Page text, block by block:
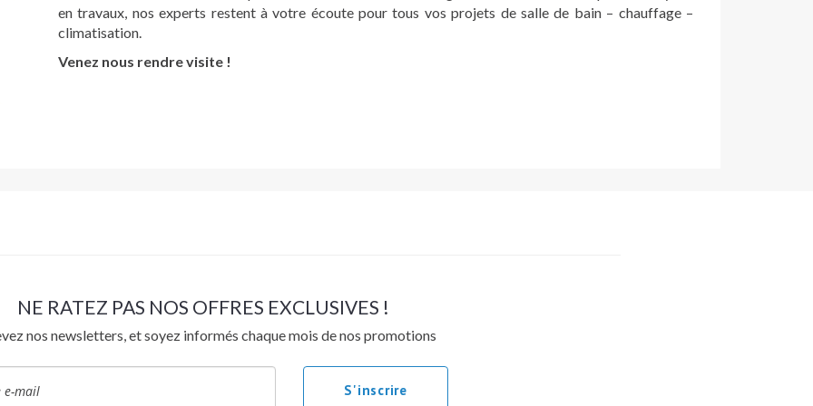
en travaux, nos experts restent à votre écoute pour tous vos projets de salle de bain – chauffage –
climatisation.
Venez nous rendre visite !
NE RATEZ PAS NOS OFFRES EXCLUSIVES !
nos newsletters, et soyez informés chaque mois de nos promotions